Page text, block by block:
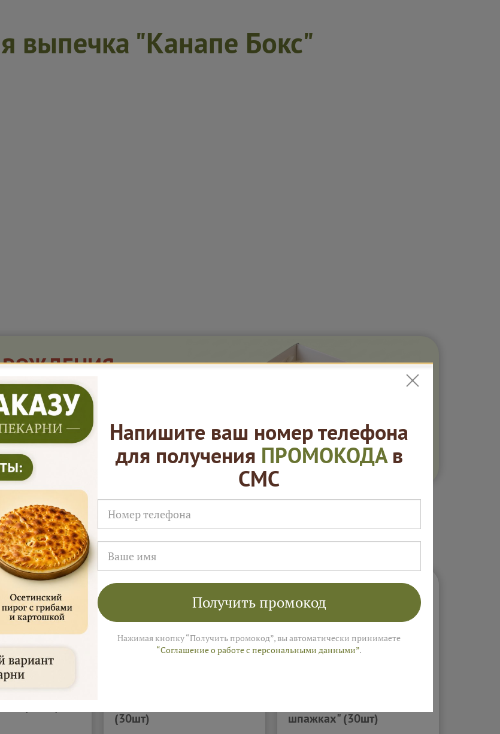
выпечка "Канапе Бокс"
РОЖДЕНИЯ
ОТ ЯРМАРКИ
до и 7 дней после
закуски "Канапе Бокс"
(30шт)
шпажках" (30шт)
Напишите ваш номер телефона
для получения ПРОМОКОДАв
СМС
Получить промокод
Нажимая кнопку “Получить промокод”, вы автоматически принимаете
“Соглашение о работе с персональными данными”.